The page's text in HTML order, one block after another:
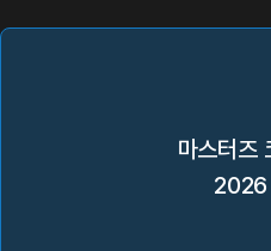
마스터즈
2026